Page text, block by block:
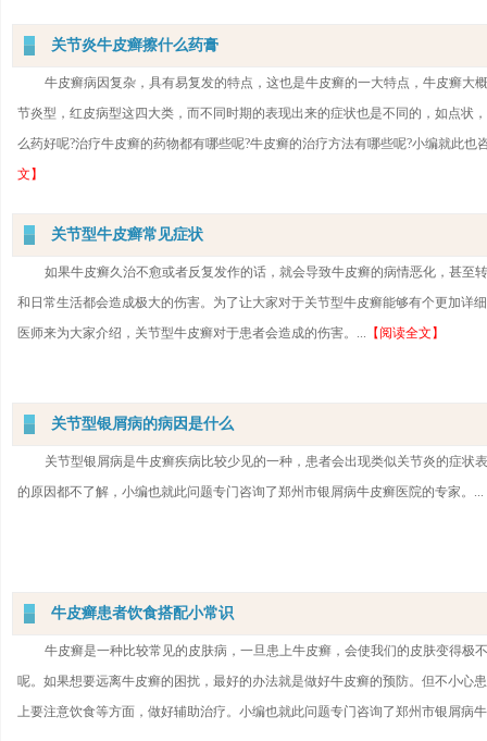
关节炎牛皮癣擦什么药膏
牛皮癣病因复杂，具有易复发的特点，这也是牛皮癣的一大特点，牛皮癣大
节炎型，红皮病型这四大类，而不同时期的表现出来的症状也是不同的，如点状
么药好呢?治疗牛皮癣的药物都有哪些呢?牛皮癣的治疗方法有哪些呢?小编就此也
文】
关节型牛皮癣常见症状
如果牛皮癣久治不愈或者反复发作的话，就会导致牛皮癣的病情恶化，甚至
和日常生活都会造成极大的伤害。为了让大家对于关节型牛皮癣能够有个更加详
医师来为大家介绍，关节型牛皮癣对于患者会造成的伤害。... 【阅读全文】
关节型银屑病的病因是什么
关节型银屑病是牛皮癣疾病比较少见的一种，患者会出现类似关节炎的症状
的原因都不了解，小编也就此问题专门咨询了郑州市银屑病牛皮癣医院的专家。...
牛皮癣患者饮食搭配小常识
牛皮癣是一种比较常见的皮肤病，一旦患上牛皮癣，会使我们的皮肤变得极
呢。如果想要远离牛皮癣的困扰，最好的办法就是做好牛皮癣的预防。但不小心
上要注意饮食等方面，做好辅助治疗。小编也就此问题专门咨询了郑州市银屑病